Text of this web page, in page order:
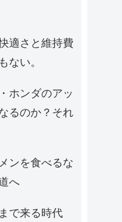
適さと維持費
い。
ホンダのアッ
るのか？それ
ンを食べるな
へ
で来る時代